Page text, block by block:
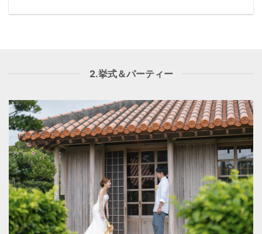
2.挙式＆パーティー